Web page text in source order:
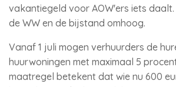
vakantiegeld voor AOW'ers iets
de WW en de bijstand omhoog.
Vanaf 1 juli mogen verhuurders de
huurwoningen met maximaal 5
maatregel betekent dat wie nu 600